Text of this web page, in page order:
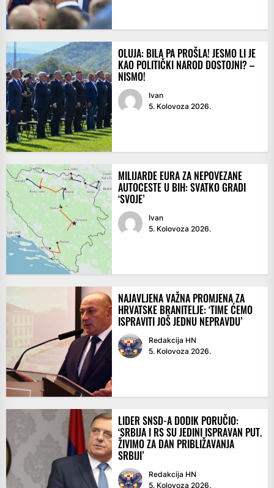
OLUJA: BILA PA PROŠLA! JESMO LI JE
KAO POLITIČKI NAROD DOSTOJNI? –
NISMO!
Ivan
5. Kolovoza 2026.
MILIJARDE EURA ZA NEPOVEZANE
AUTOCESTE U BIH: SVATKO GRADI
‘SVOJE’
Ivan
5. Kolovoza 2026.
NAJAVLJENA VAŽNA PROMJENA ZA
HRVATSKE BRANITELJE: ‘TIME ĆEMO
ISPRAVITI JOŠ JEDNU NEPRAVDU’
Redakcija HN
5. Kolovoza 2026.
LIDER SNSD-A DODIK PORUČIO:
‘SRBIJA I RS SU JEDINI ISPRAVAN PUT.
ŽIVIMO ZA DAN PRIBLIŽAVANJA
SRBIJI’
Redakcija HN
5. Kolovoza 2026.